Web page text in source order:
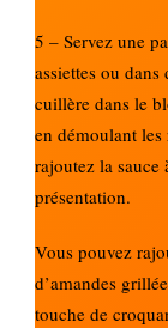
5 – Servez une
assiettes ou
cuillère dans le
en démoulant les
rajoutez la sauce
présentation.
Vous pouvez
d’amandes
touche de